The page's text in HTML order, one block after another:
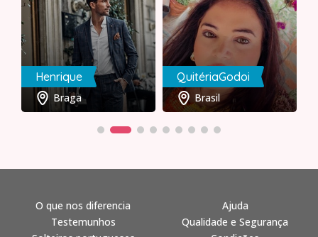
Henrique
Braga
QuitériaGodoi
Brasil
O que nos diferencia
Testemunhos
Ajuda
Qualidade e Segurança